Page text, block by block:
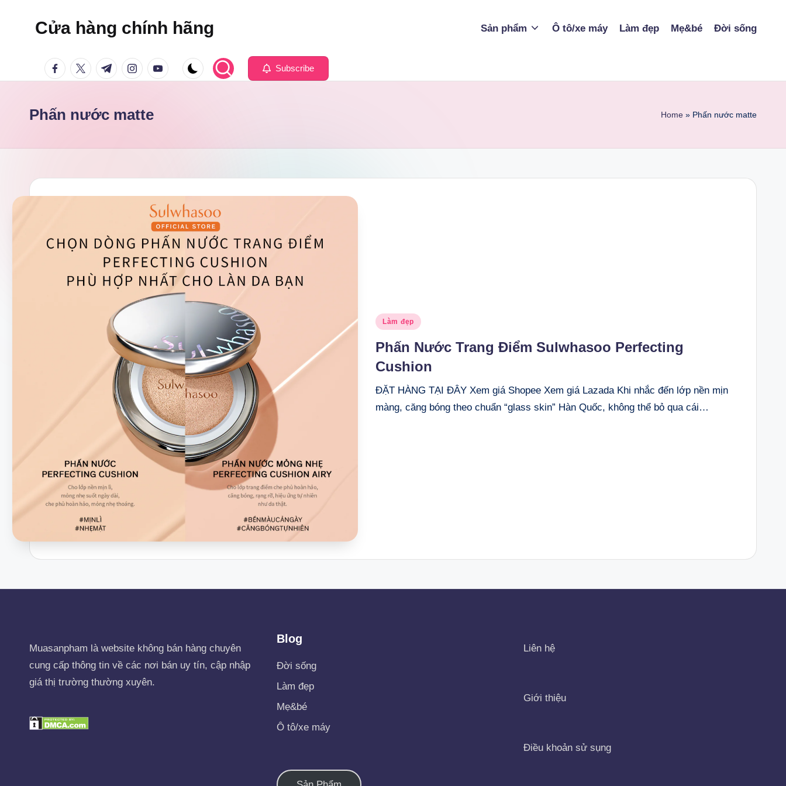
Cửa hàng chính hãng Sản phẩm Ô tô/xe máy Làm đẹp Mẹ&bé Đời sống
facebook.com
twitter.com
t.me instagram.com
youtube.com Subscribe
Phấn nước matte Home » Phấn nước matte
Posted
Làm đẹp
Phấn Nước Trang Điểm Sulwhasoo Perfecting
Cushion
ĐẶT HÀNG TẠI ĐÂY Xem giá Shopee Xem giá Lazada Khi nhắc đến lớp nền mịn
màng, căng bóng theo chuẩn “glass skin” Hàn Quốc, không thể bỏ qua cái…
Muasanpham là website không bán hàng chuyên
cung cấp thông tin về các nơi bán uy tín, cập nhập
giá thị trường thường xuyên.
Blog
Đời sống
Làm đẹp
Mẹ&bé
Ô tô/xe máy
Liên hệ
Giới thiệu
Điều khoản sử sụng